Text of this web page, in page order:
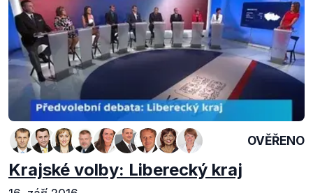
OVĚŘENO
Krajské volby: Liberecký kraj